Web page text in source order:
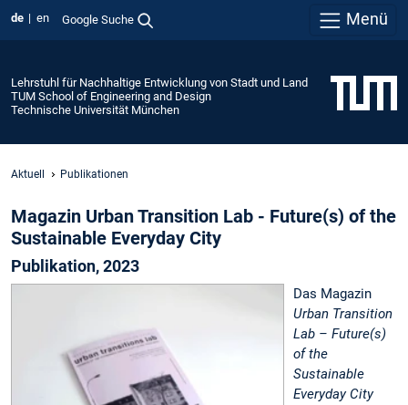
de en Google Suche Menü
Lehrstuhl für Nachhaltige Entwicklung von Stadt und Land
TUM School of Engineering and Design
Technische Universität München
Aktuell Publikationen
Magazin Urban Transition Lab - Future(s) of the
Sustainable Everyday City
Publikation, 2023
Das Magazin
Urban Transition
Lab – Future(s)
of the
Sustainable
Everyday City